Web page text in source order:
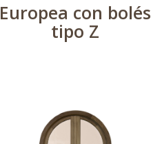
Europea con bolés
tipo Z